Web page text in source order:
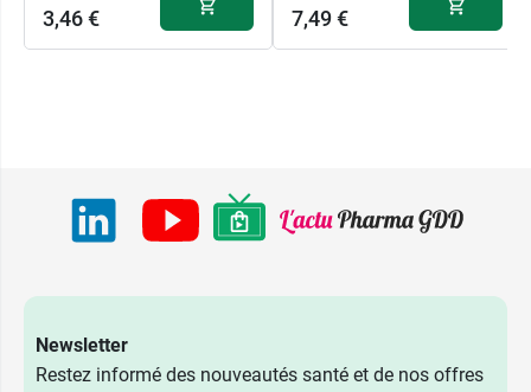
3,46 € 7,49 €
Newsletter
Restez informé des nouveautés santé et de nos offres